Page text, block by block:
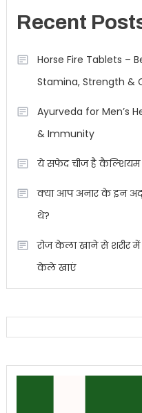
Recent
Horse Fire Tablets –
Stamina, Strength &
Ayurveda for Men’s
& Immunity
ये सफेद चीज है कैल्शियम
क्या आप अनार के इन
थे?
रोज केला खाने से शरीर में
केले खाएं